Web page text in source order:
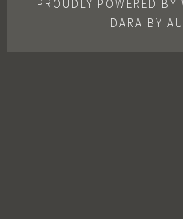
PROUDLY POWERED BY
DARA BY